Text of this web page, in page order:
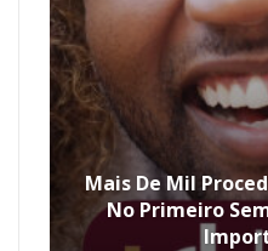
Mais De Mil
No Primeiro